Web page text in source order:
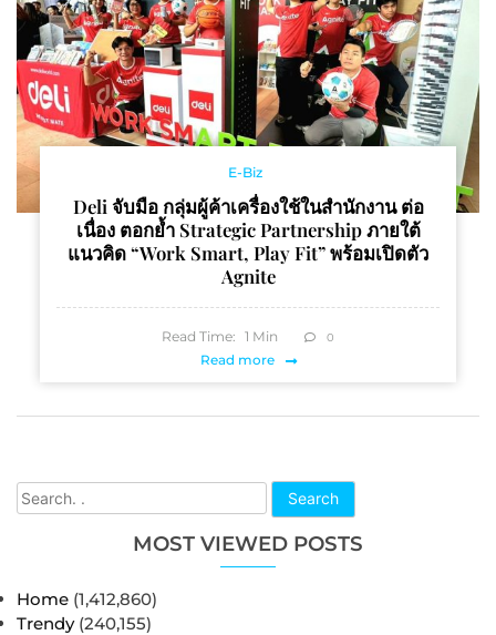
Search
MOST VIEWED POSTS
Home (1,412,860)
Trendy (240,155)
E-Biz
Deli จับมือ กลุ่มผู้ค้าเครื่องใช้ในสำนักงาน ต่อ
เนื่อง ตอกย้ำ Strategic Partnership ภายใต้
แนวคิด “Work Smart, Play Fit” พร้อมเปิดตัว
Agnite
Read Time: 1 Min 0
Read more